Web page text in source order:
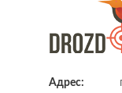
Адрес: